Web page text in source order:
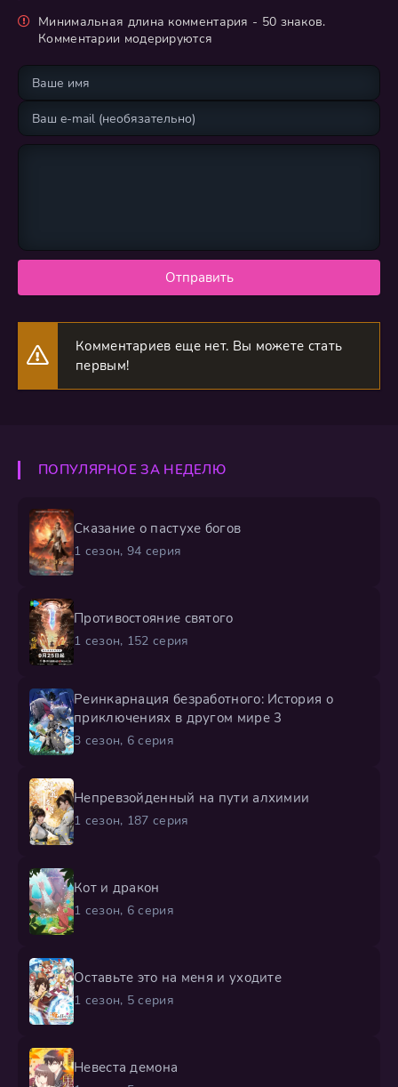
Минимальная длина комментария - 50 знаков.
Комментарии модерируются
Отправить
Комментариев еще нет. Вы можете стать
первым!
ПОПУЛЯРНОЕ ЗА НЕДЕЛЮ
Сказание о пастухе богов
1 сезон, 94 серия
Противостояние святого
1 сезон, 152 серия
Реинкарнация безработного: История о
приключениях в другом мире 3
3 сезон, 6 серия
Непревзойденный на пути алхимии
1 сезон, 187 серия
Кот и дракон
1 сезон, 6 серия
Оставьте это на меня и уходите
1 сезон, 5 серия
Невеста демона